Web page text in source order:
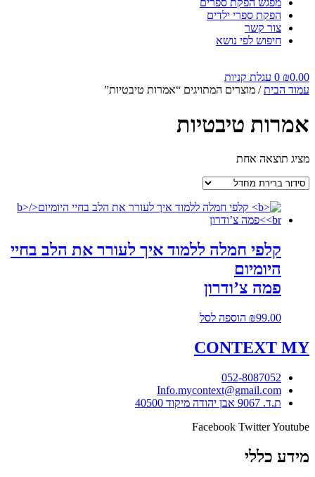
מפגש הפקת ספרים
הפקת ספרי ילדים
צור קשר
חיפוש לפי נושא
₪0.00
0 עגלת קניות
עמוד הבית/ מוצרים המתויגים “אמרות טיבטיות”
אמרות טיבטיות
מציג תוצאה אחת
קלפי חמלה ללמוד איך לעורר את הלב בחיי
היומיום
פמה צ’ודרון
₪99.00 הוספה לסל
CONTEXT MY
052-8087052
Info.mycontext@gmail.com
ת.ד. 9067 אבן יהודה מיקוד 40500
Facebook TwitterYoutube
מידע כללי